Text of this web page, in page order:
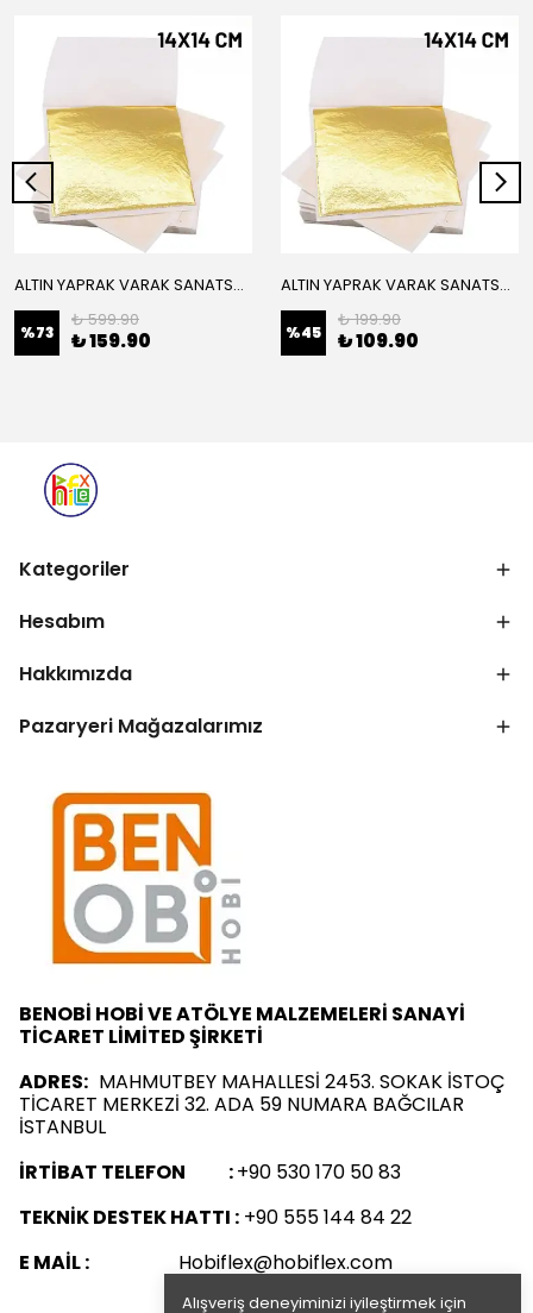
Alışveriş deneyiminizi iyileştirmek için
ALTIN YAPRAK VARAK SANATSAL BÜYÜK BOY FOLYO EPOKSİ REÇİNE NAİL ART 16 ADET 14X14 CM ALTIN RENK
%73
₺ 599.90
₺ 159.90
ALTIN YAPRAK VARAK SANATSAL BÜYÜK BOY FOLYO EPOKSİ REÇİNE NAİL ART 8 ADET ALTIN RENK 14X14 CM
%45
₺ 199.90
₺ 109.90
Kategoriler
Hesabım
Hakkımızda
Pazaryeri Mağazalarımız
BENOBİ HOBİ VE ATÖLYE MALZEMELERİ SANAYİ
TİCARET LİMİTED ŞİRKETİ
ADRES: MAHMUTBEY MAHALLESİ 2453. SOKAK İSTOÇ
TİCARET MERKEZİ 32. ADA 59 NUMARA BAĞCILAR
İSTANBUL
İRTİBAT TELEFON :+90 530 170 50 83
TEKNİK DESTEK HATTI : +90 555 144 84 22
E MAİL : Hobiflex@hobiflex.com